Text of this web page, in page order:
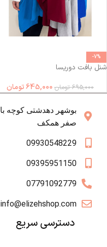
-7%
شنل بافت دوریسا
695,000 تومان 645,000تومان
صفر همکف
09930548229
09395951150
07791092779
info@elizehshop.com
دسترسی سریع